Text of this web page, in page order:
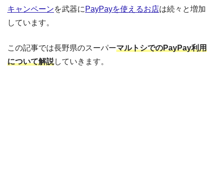
キャンペーンを武器に PayPayを使えるお店は続々と増加
しています。
この記事では長野県のスーパーマルトシでのPayPay利用
について解説していきます。